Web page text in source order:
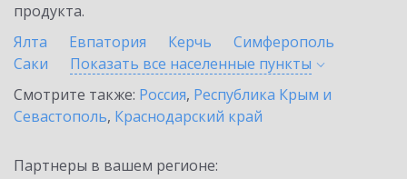
продукта.
Ялта
Евпатория Керчь
Симферополь
Саки
Показать все населенные пункты
Смотрите также: Россия, Республика Крым и
Севастополь, Краснодарский край
Партнеры в вашем регионе: